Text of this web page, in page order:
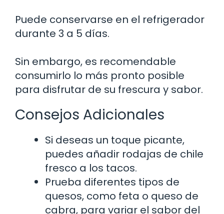
Puede conservarse en el refrigerador
durante 3 a 5 días.
Sin embargo, es recomendable
consumirlo lo más pronto posible
para disfrutar de su frescura y sabor.
Consejos Adicionales
Si deseas un toque picante,
puedes añadir rodajas de chile
fresco a los tacos.
Prueba diferentes tipos de
quesos, como feta o queso de
cabra, para variar el sabor del